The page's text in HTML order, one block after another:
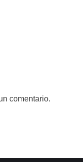
comentario.